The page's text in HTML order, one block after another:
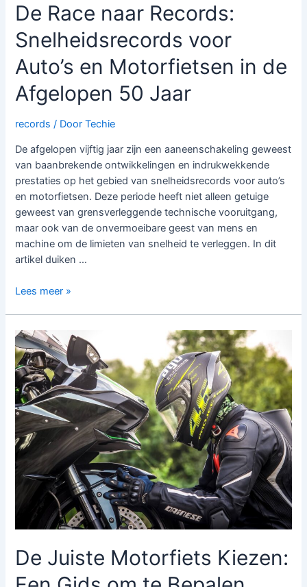
De Race naar Records:
Snelheidsrecords voor
Auto’s en Motorfietsen in de
Afgelopen 50 Jaar
records / DoorTechie
De afgelopen vijftig jaar zijn een aaneenschakeling geweest
van baanbrekende ontwikkelingen en indrukwekkende
prestaties op het gebied van snelheidsrecords voor auto’s
en motorfietsen. Deze periode heeft niet alleen getuige
geweest van grensverleggende technische vooruitgang,
maar ook van de onvermoeibare geest van mens en
machine om de limieten van snelheid te verleggen. In dit
artikel duiken …
De
Records:
Snelheidsrecords
voor
Auto’s
en
Motorfietsen
in
de
Afgelopen
50
Lees meer »
De Juiste Motorfiets Kiezen: